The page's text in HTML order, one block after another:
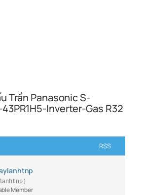
Trần Panasonic S-
Inverter-Gas R32
RSS
Member